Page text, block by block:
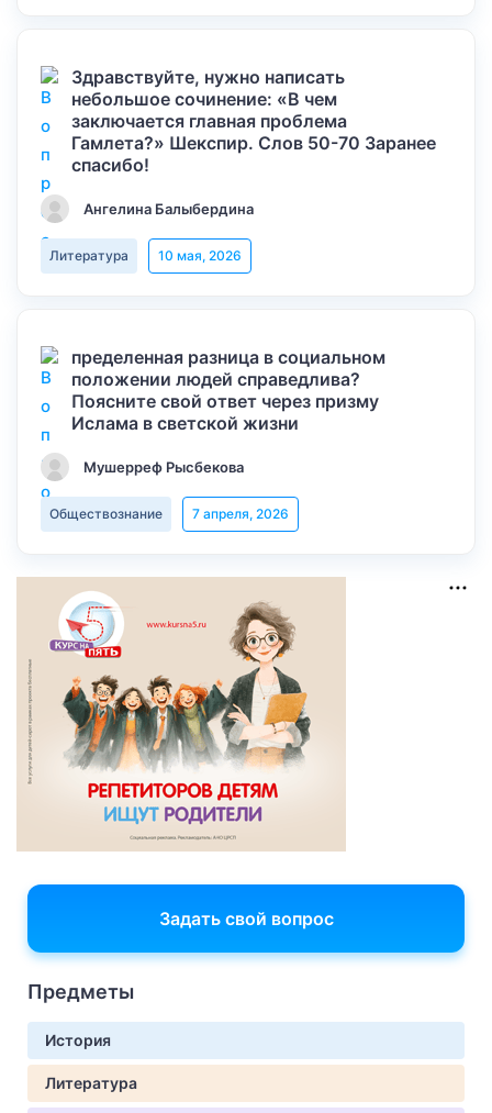
Здравствуйте, нужно написать
небольшое сочинение: «В чем
заключается главная проблема
Гамлета?» Шекспир. Слов 50-70 Заранее
спасибо!
Ангелина Балыбердина
Литература 10 мая, 2026
пределенная разница в социальном
положении людей справедлива?
Поясните свой ответ через призму
Ислама в светской жизни
Мушерреф Рысбекова
Обществознание 7 апреля, 2026
Задать свой вопрос
Предметы
История
Литература